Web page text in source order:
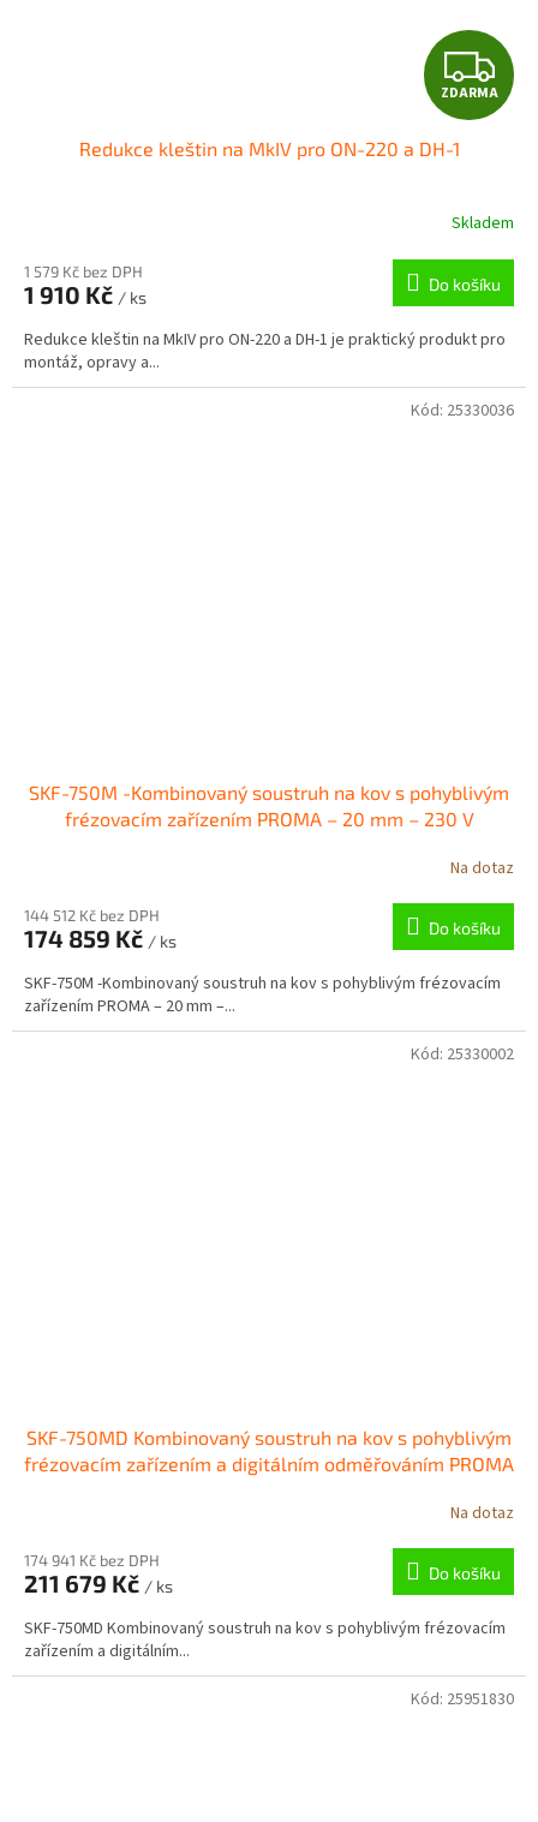
Z
D
R
M
A
ZDARMA
Redukce kleštin na MkIV pro ON-220 a DH-1
Skladem
1 579 Kč bez DPH
1 910 Kč / ks
Do košíku
Redukce kleštin na MkIV pro ON-220 a DH-1 je praktický produkt pro
montáž, opravy a...
SKF-750M -Kombinovaný soustruh na kov s pohyblivým
frézovacím zařízením PROMA – 20 mm – 230 V
Na dotaz
144 512 Kč bez DPH
174 859 Kč / ks
Do košíku
SKF-750M -Kombinovaný soustruh na kov s pohyblivým frézovacím
zařízením PROMA – 20 mm –...
Kód: 25330036
SKF-750MD Kombinovaný soustruh na kov s pohyblivým
frézovacím zařízením a digitálním odměřováním PROMA
Na dotaz
174 941 Kč bez DPH
211 679 Kč / ks
Do košíku
SKF-750MD Kombinovaný soustruh na kov s pohyblivým frézovacím
zařízením a digitálním...
Kód: 25330002
Kód: 25951830